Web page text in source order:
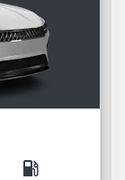
local_gas_station